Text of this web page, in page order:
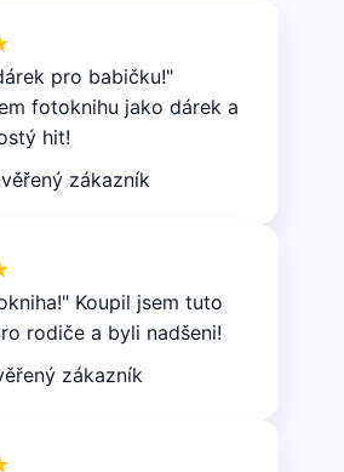
pro babičku!"
fotoknihu jako dárek a
hit!
zákazník
Koupil jsem tuto
rodiče a byli nadšeni!
zákazník